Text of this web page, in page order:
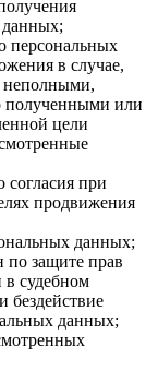
данных;
персональных
в случае,
неполными,
полученными или
цели
согласия при
продвижения
данных;
по защите прав
в судебном
бездействие
данных;